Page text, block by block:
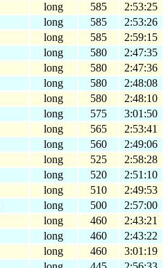
long 585
2:53:25
long 585
2:53:26
long 585
2:59:15
long 580
2:47:35
long 580
2:47:36
long 580
2:48:08
long 580
2:48:10
long 575
3:01:50
long 565
2:53:41
long 560
2:49:06
long 525
2:58:28
long 520
2:51:10
long 510
2:49:53
long 500
2:57:00
long 460
2:43:21
long 460
2:43:22
long 460
3:01:19